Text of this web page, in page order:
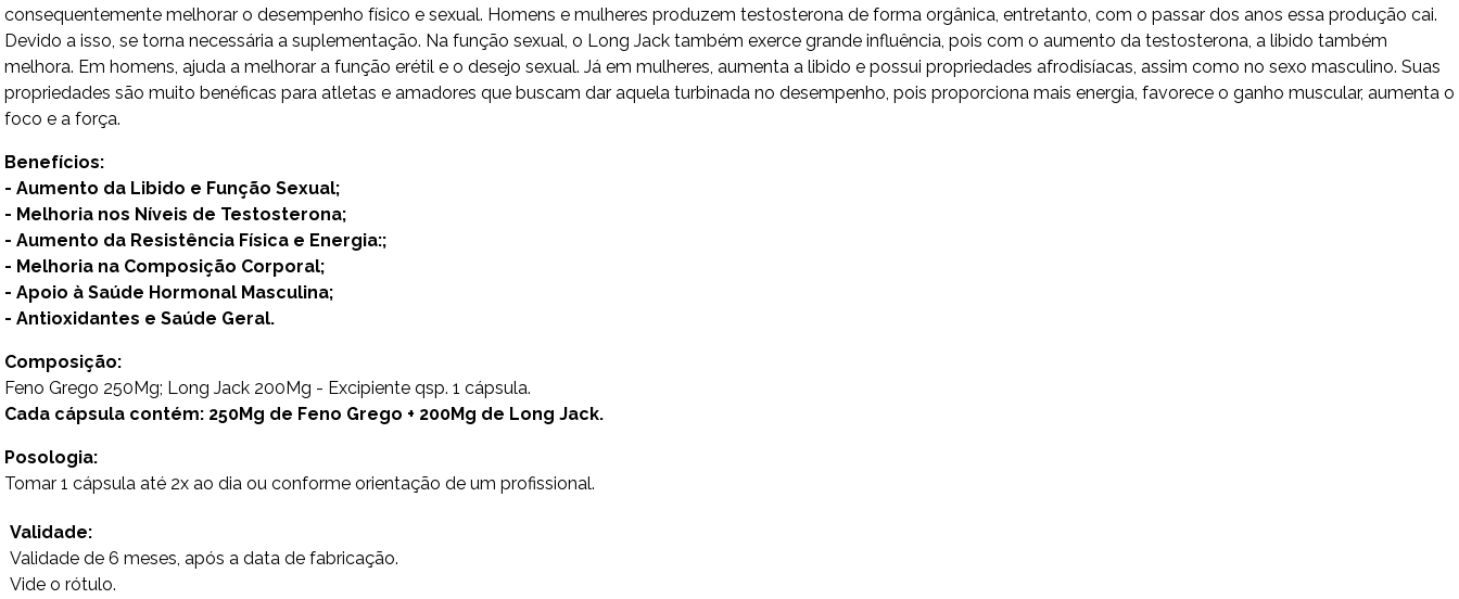
consequentemente melhorar o desempenho físico e sexual. Homens e mulheres produzem testosterona de forma orgânica, entretanto, com o passar dos anos essa produção cai.
Devido a isso, se torna necessária a suplementação. Na função sexual, o Long Jack também exerce grande influência, pois com o aumento da testosterona, a libido também
melhora. Em homens, ajuda a melhorar a função erétil e o desejo sexual. Já em mulheres, aumenta a libido e possui propriedades afrodisíacas, assim como no sexo masculino. Suas
propriedades são muito benéficas para atletas e amadores que buscam dar aquela turbinada no desempenho, pois proporciona mais energia, favorece o ganho muscular, aumenta o
foco e a força.
Benefícios:
- Aumento da Libido e Função Sexual;
- Melhoria nos Níveis de Testosterona;
- Aumento da Resistência Física e Energia:;
- Melhoria na Composição Corporal;
- Apoio à Saúde Hormonal Masculina;
- Antioxidantes e Saúde Geral.
Composição:
Feno Grego 250Mg; Long Jack 200Mg - Excipiente qsp. 1 cápsula.
Cada cápsula contém: 250Mg de Feno Grego + 200Mg de Long Jack.
Posologia:
Tomar 1 cápsula até 2x ao dia ou conforme orientação de um profissional.
Validade:
Validade de 6 meses, após a data de fabricação.
Vide o rótulo.